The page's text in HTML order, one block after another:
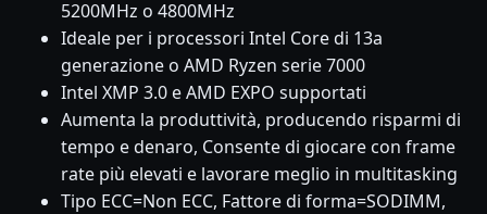
5200MHz o 4800MHz
Ideale per i processori Intel Core di 13a
generazione o AMD Ryzen serie 7000
Intel XMP 3.0 e AMD EXPO supportati
Aumenta la produttività, producendo risparmi di
tempo e denaro, Consente di giocare con frame
rate più elevati e lavorare meglio in multitasking
Tipo ECC=Non ECC, Fattore di forma=SODIMM,